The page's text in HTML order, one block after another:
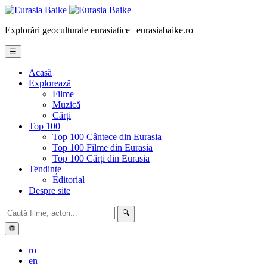
Explorări geoculturale eurasiatice | eurasiabaike.ro
☰
Acasă
Explorează
Filme
Muzică
Cărți
Top 100
Top 100 Cântece din Eurasia
Top 100 Filme din Eurasia
Top 100 Cărți din Eurasia
Tendințe
Editorial
Despre site
🔍
🌐
ro
en